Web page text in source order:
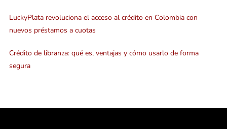
LuckyPlata revoluciona el acceso al crédito en Colombia con
nuevos préstamos a cuotas
Crédito de libranza: qué es, ventajas y cómo usarlo de forma
segura